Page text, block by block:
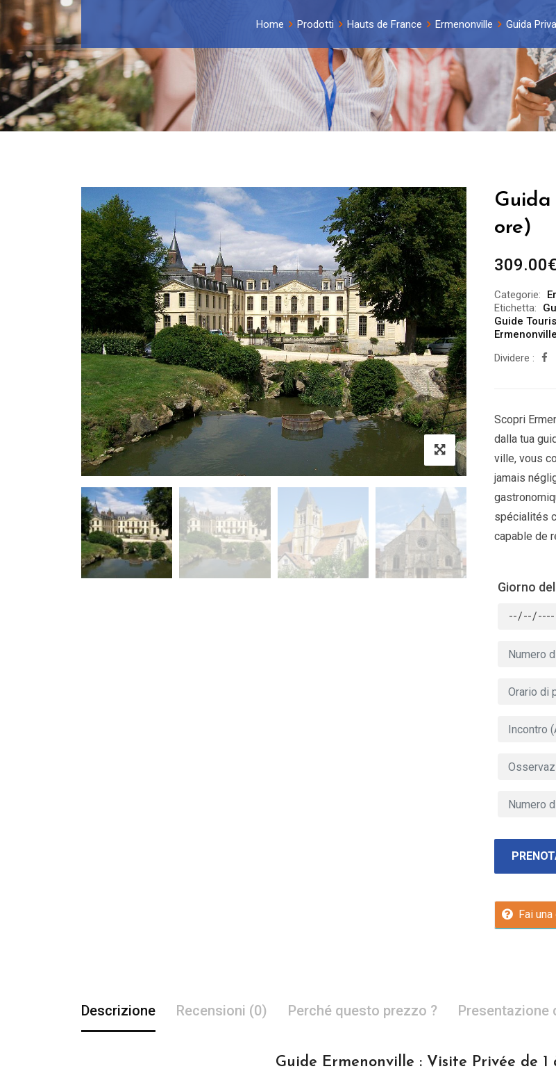
Home Prodotti Hauts de France Ermenonville Guida
ore)
309.00€
Categorie:
Etichetta:
Guide
Ermenonville
Dividere :
Scopri
dalla tua
ville, vous
jamais
spécialités
capable de
Giorno
Fai
Descrizione Recensioni (0) Perché questo prezzo ? Presentazione
Guide Ermenonville : Visite Privée de 1